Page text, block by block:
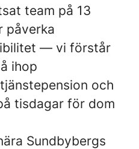
team på 13
påverka
— vi förstår
ihop
och
tisdagar för dom
Sundbybergs